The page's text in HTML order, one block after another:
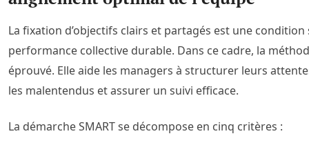
La fixation d’objectifs clairs et partagés est une condition
performance collective durable. Dans ce cadre, la
éprouvé. Elle aide les managers à structurer leurs
les malentendus et assurer un suivi efficace.
La démarche SMART se décompose en cinq critères :